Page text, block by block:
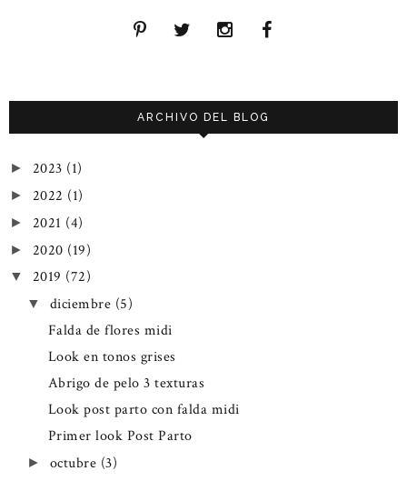
ARCHIVO DEL BLOG
► 2023 (1)
► 2022 (1)
► 2021 (4)
► 2020 (19)
▼ 2019 (72)
▼ diciembre (5)
Falda de flores midi
Look en tonos grises
Abrigo de pelo 3 texturas
Look post parto con falda midi
Primer look Post Parto
► octubre (3)